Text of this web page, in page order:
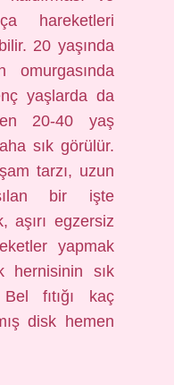
hareketleri
20 yaşında
omurgasında
yaşlarda da
20-40 yaş
sık görülür.
tarzı, uzun
bir işte
aşırı egzersiz
yapmak
hernisinin sık
fıtığı kaç
disk hemen